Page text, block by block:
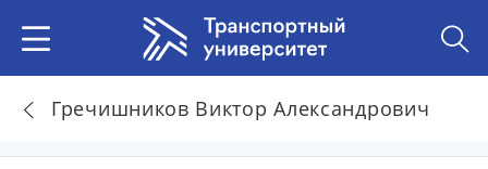
Гречишников Виктор Александрович